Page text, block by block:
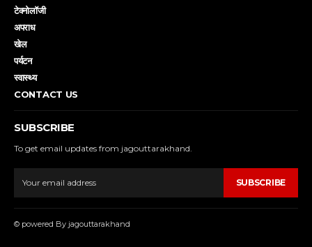
टेक्नोलॉजी
अपराध
खेल
पर्यटन
स्वास्थ्य
CONTACT US
SUBSCRIBE
To get email updates from jagouttarakhand.
SUBSCRIBE
© powered By jagouttarakhand